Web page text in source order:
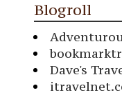
Blogroll
Dave's